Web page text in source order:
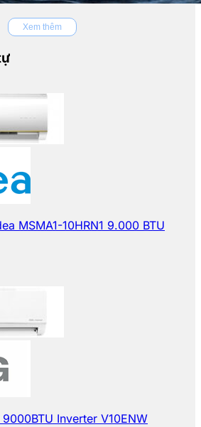
Xem thêm
MSMA1-10HRN1 9.000 BTU
Inverter V10ENW